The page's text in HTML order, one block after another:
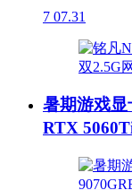
7 07.31
暑期游戏显
RTX